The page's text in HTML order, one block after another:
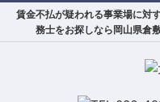
賃金不払が疑われる事業場に対
務士をお探しなら岡山県倉